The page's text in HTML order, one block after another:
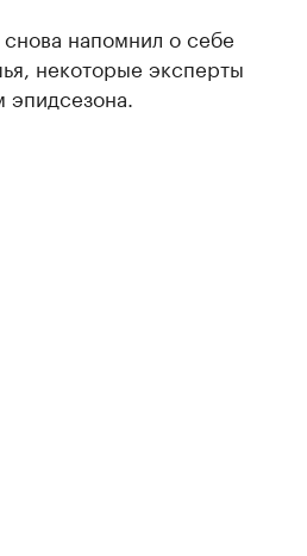
напомнил о себе
некоторые эксперты